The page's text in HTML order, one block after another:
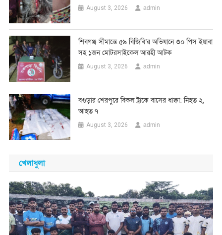
August 3, 2026 admin
শিবগঞ্জ সীমান্তে ৫৯ বিজিবি’র অভিযানে ৩০ পিস ইয়াবা
সহ ১জন মোটরসাইকেল আরহী আটক
August 3, 2026 admin
বগুড়ার শেরপুরে বিকল ট্রাকে বাসের ধাক্কা: নিহত ২,
আহত ৭
August 3, 2026 admin
খেলাধুলা